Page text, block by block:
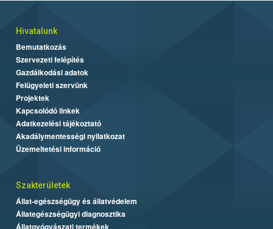
Hivatalunk
Bemutatkozás
Szervezeti felépítés
Gazdálkodási adatok
Felügyeleti szervünk
Projektek
Kapcsolódó linkek
Adatkezelési tájékoztató
Akadálymentességi nyilatkozat
Üzemeltetési információ
Szakterületek
Állat-egészségügy és állatvédelem
Állategészségügyi diagnosztika
Állatgyógyászati termékek